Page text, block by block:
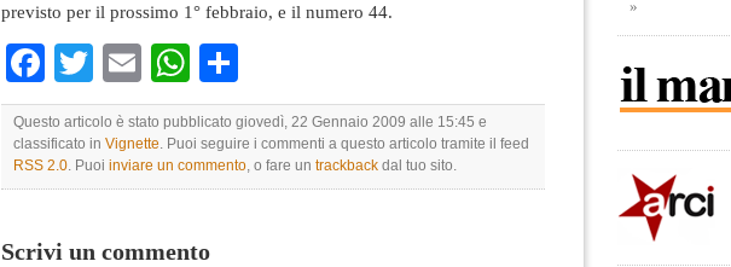
previsto per il prossimo 1° febbraio, e il numero 44.
Facebook
TwitterEmailWhatsApp
Questo articolo è stato pubblicato giovedì, 22 Gennaio 2009 alle 15:45 e
classificato in Vignette. Puoi seguire i commenti a questo articolo tramite il feed
RSS 2.0. Puoi inviare un commento, o fare un trackback dal tuo sito.
Scrivi un commento